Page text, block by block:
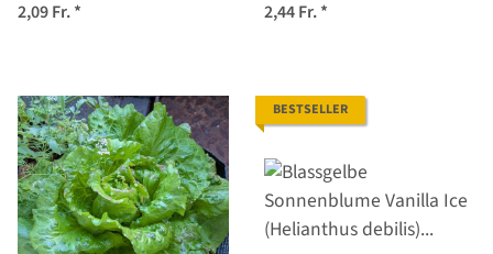
2,09 Fr.* 2,44 Fr.*
BESTSELLER